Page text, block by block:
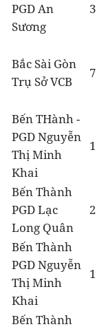
PGD An
Sương
3
Bắc Sài Gòn
Trụ Sở VCB
7
Bến THành -
PGD Nguyễn
Thị Minh
Khai
1
Bến Thành
PGD Lạc
Long Quân
2
Bến Thành
PGD Nguyễn
Thị Minh
Khai
1
Bến Thành